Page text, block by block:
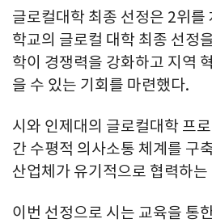
글로컬대학 최종 선정은 2위를
학교의 글로컬 대학 최종 선정
학이 경쟁력을 강화하고 지역
을 수 있는 기회를 마련했다.
시와 인제대의 글로컬대학 프
간 수평적 의사소통 체계를 구
산업체가 유기적으로 협력하
이번 선정으로 시는 교육을 통